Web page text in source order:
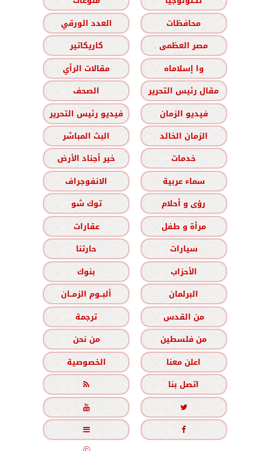
محافظات
العدد الورقي
مصر العظمى
كاريكاتير
وا إسلاماه
مقالات الرأي
مقال رئيس التحرير
الصحف
فيديو الزمان
فيديو رئيس التحرير
الزمان الخالد
البث المباشر
خدمات
خير أجناد الأرض
سماء عربية
الانفوجراف
رؤى و أحلام
توك شو
مرأة و طفل
عقارات
سيارات
حارتنا
الأحزاب
بنوك
البرلمان
ألبــوم الزمــان
من القدس
ترجمة
من فلسطين
من نحن
اعلن معنا
الخصوصية
اتصل بنا




